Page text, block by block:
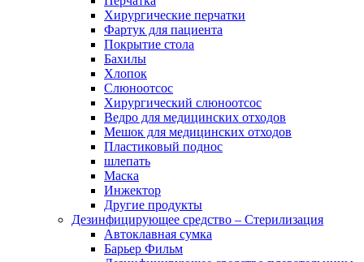
Хирургические перчатки
Фартук для пациента
Покрытие стола
Бахилы
Хлопок
Слюноотсос
Хирургический слюноотсос
Ведро для медицинских отходов
Мешок для медицинских отходов
Пластиковый поднос
шлепать
Маска
Инжектор
Другие продукты
Дезинфицирующее средство – Стерилизация
Автоклавная сумка
Барьер Фильм